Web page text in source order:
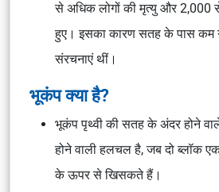
से अधिक लोगों की मृत्यु और 2,000
हुए। इसका कारण सतह के पास कम
संरचनाएं थीं।
भूकंप क्या है?
भूकंप पृथ्वी की सतह के अंदर होने
होने वाली हलचल है, जब दो ब्लॉक
के ऊपर से खिसकते हैं।